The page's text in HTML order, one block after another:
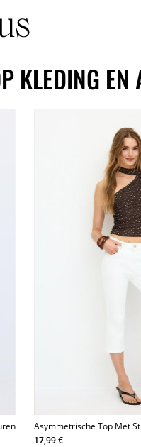
KLEDING
Asymmetrische Top Met
Sjaalkraag
17,99 €